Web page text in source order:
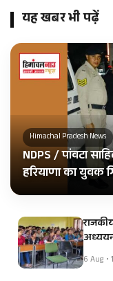
यह खबर भी पढ़ें
Himachal Pradesh News
NDPS / पांवटा
हरियाणा का युवक
6 Aug